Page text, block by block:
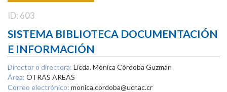
ID: 603
SISTEMA BIBLIOTECA DOCUMENTACIÓN
E INFORMACIÓN
Director o directora: Licda. Mónica Córdoba Guzmán
Área: OTRAS AREAS
Correo electrónico: monica.cordoba@ucr.ac.cr